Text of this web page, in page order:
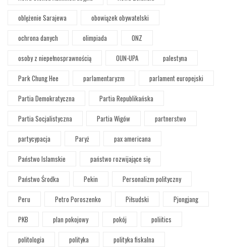
oblężenie Sarajewa
obowiązek obywatelski
ochrona danych
olimpiada
ONZ
osoby z niepełnosprawnością
OUN-UPA
palestyna
Park Chung Hee
parlamentaryzm
parlament europejski
Partia Demokratyczna
Partia Republikańska
Partia Socjalistyczna
Partia Wigów
partnerstwo
partycypacja
Paryż
pax americana
Państwo Islamskie
państwo rozwijające się
Państwo Środka
Pekin
Personalizm polityczny
Peru
Petro Poroszenko Piłsudski
Pjongjang
PKB
plan pokojowy pokój
poliitics
politologia
polityka
polityka fiskalna